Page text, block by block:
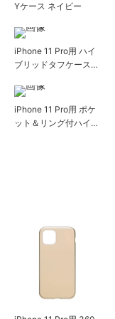
Yケース ネイビー
iPhone 11 Pro用 ハイ
ブリッドタフケース
iPhone 11 Pro用 ポケ
ット＆リング付ハイブ